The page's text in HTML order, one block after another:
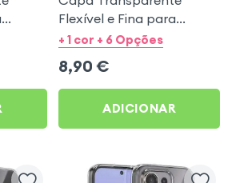
5G -
Flexível e Fina para
Samsung Galaxy A27 -
+ 1 cor + 6 Opções
8,90 €
ADICIONAR